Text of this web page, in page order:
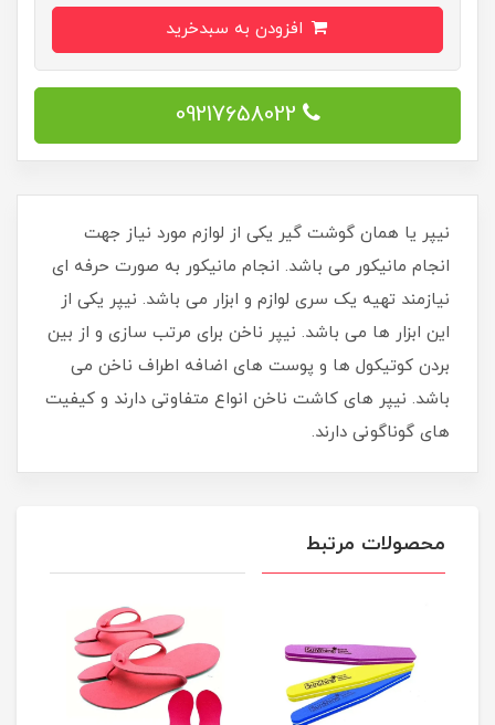
09217658022
نیپر یا همان گوشت گیر یکی از لوازم مورد نیاز جهت
انجام مانیکور می باشد. انجام مانیکور به صورت حرفه ای
نیازمند تهیه یک سری لوازم و ابزار می باشد. نیپر یکی از
این ابزار ها می باشد. نیپر ناخن برای مرتب سازی و از بین
بردن کوتیکول ها و پوست های اضافه اطراف ناخن می
باشد. نیپر های کاشت ناخن انواع متفاوتی دارند و کیفیت
های گوناگونی دارند.
محصولات مرتبط